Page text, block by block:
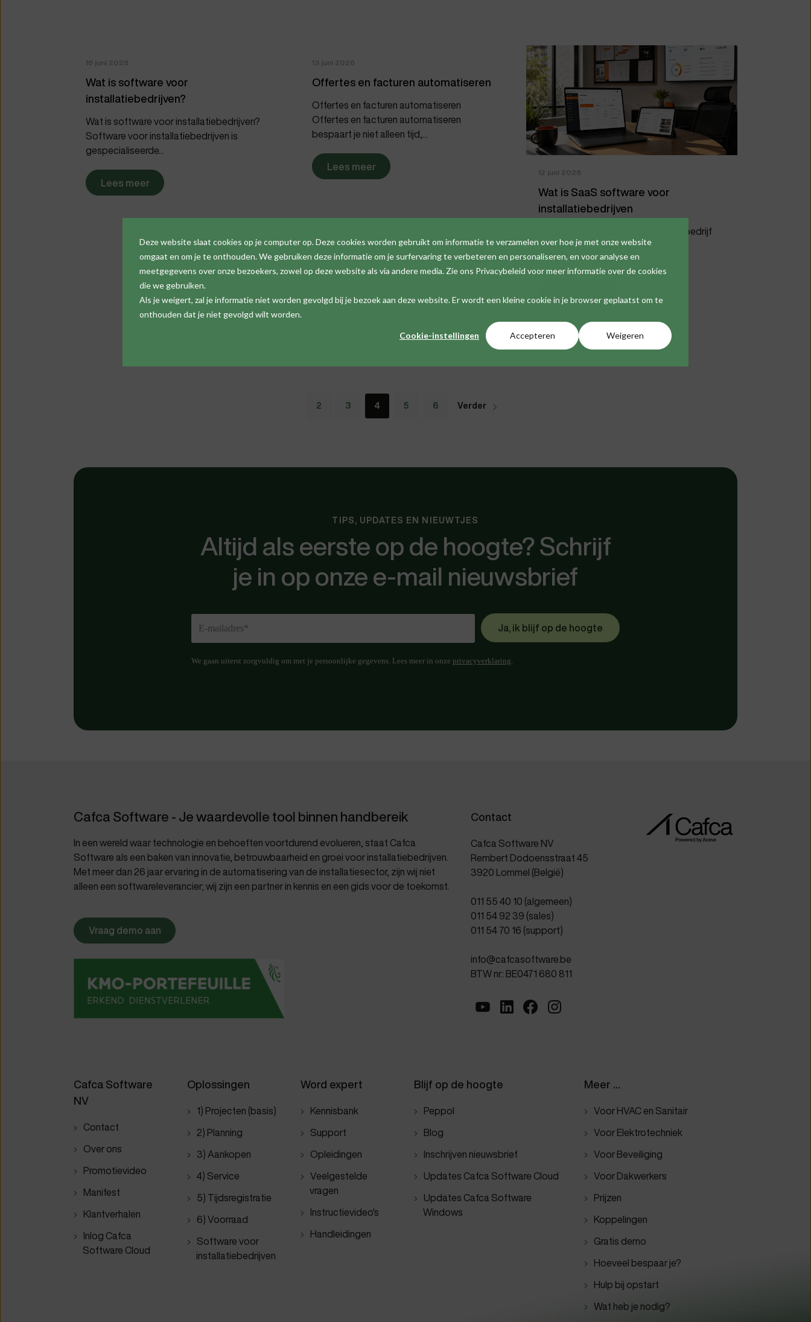
Deze website slaat cookies op je computer op. Deze cookies worden gebruikt om informatie te verzamelen over hoe je met onze website
omgaat en om je te onthouden. We gebruiken deze informatie om je surfervaring te verbeteren en personaliseren, en voor analyse en
meetgegevens over onze bezoekers, zowel op deze website als via andere media. Zie ons Privacybeleid voor meer informatie over de cookies
die we gebruiken.
Als je weigert, zal je informatie niet worden gevolgd bij je bezoek aan deze website. Er wordt een kleine cookie in je browser geplaatst om te
onthouden dat je niet gevolgd wilt worden.
Cookie-instellingen Accepteren Weigeren
16 juni 2026
Wat is software voor
installatiebedrijven?
Wat is software voor installatiebedrijven?
Software voor installatiebedrijven is
gespecialiseerde...
Lees meer
13 juni 2026
Offertes en facturen automatiseren
Offertes en facturen automatiseren
Offertes en facturen automatiseren
bespaart je niet alleen tijd,...
Lees meer 12 juni 2026
Wat is SaaS software voor
installatiebedrijven
Als zaakvoerder van een installatiebedrijf
hoor je steeds vaker over SaaS-
oplossingen. Maar wat...
2 3 4 5 6 Verder
TIPS, UPDATES EN NIEUWTJES
Altijd als eerste op de hoogte? Schrijf
je in op onze e-mail nieuwsbrief
We gaan uiterst zorgvuldig om met je persoonlijke gegevens. Lees meer in onze privacyverklaring.
Cafca Software - Je waardevolle tool binnen handbereik
In een wereld waar technologie en behoeften voortdurend evolueren, staat Cafca
Software als een baken van innovatie, betrouwbaarheid en groei voor installatiebedrijven.
Met meer dan 26 jaar ervaring in de automatisering van de installatiesector, zijn wij niet
alleen een softwareleverancier; wij zijn een partner in kennis en een gids voor de toekomst.
Vraag demo aan
Contact
Cafca Software NV
Rembert Dodoensstraat 45
3920 Lommel (België)
011 55 40 10 (algemeen)
011 54 92 39 (sales)
011 54 70 16 (support)
info@cafcasoftware.be
BTW nr.: BE0471 680 811
Cafca Software
NV
Contact
Over ons
Promotievideo
Manifest
Klantverhalen
Inlog Cafca
Software Cloud
Oplossingen
1) Projecten (basis)
2) Planning
3) Aankopen
4) Service
5) Tijdsregistratie
6) Voorraad
Software voor
installatiebedrijven
Word expert
Kennisbank
Support
Opleidingen
Veelgestelde
vragen
Instructievideo's
Handleidingen
Blijf op de hoogte
Peppol
Blog
Inschrijven nieuwsbrief
Updates Cafca Software Cloud
Updates Cafca Software
Windows
Meer ...
Voor HVAC en Sanitair
Voor Elektrotechniek
Voor Beveiliging
Voor Dakwerkers
Prijzen
Koppelingen
Gratis demo
Hoeveel bespaar je?
Hulp bij opstart
Wat heb je nodig?